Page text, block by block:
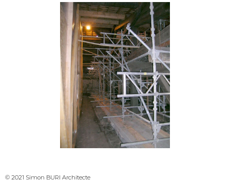
© 2021 Simon BURI Architecte